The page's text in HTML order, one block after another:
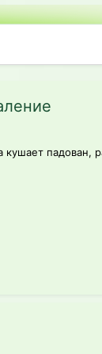
падован,